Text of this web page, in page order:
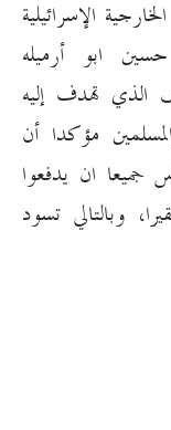
الإسرائيلية
ابو أرميله
الذي تهدف إليه
مؤكدا أن
جميعا ان يدفعوا
وبالتالي تسود